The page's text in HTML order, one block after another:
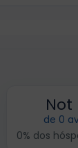
de 0
0% dos